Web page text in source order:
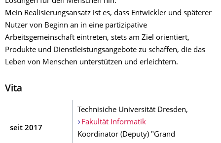
Mein Realisierungsansatz ist es, dass Entwickler und späterer
Nutzer von Beginn an in eine partizipative
Arbeitsgemeinschaft eintreten, stets am Ziel orientiert,
Produkte und Dienstleistungsangebote zu schaffen, die das
Leben von Menschen unterstützen und erleichtern.
Vita
seit 2017
Technisiche Universität Dresden,
Fakultät Informatik
Koordinator (Deputy) "Grand